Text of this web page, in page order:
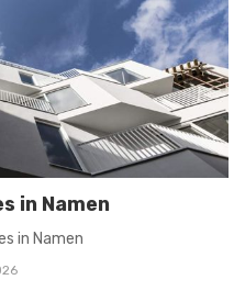
in Namen
in Namen